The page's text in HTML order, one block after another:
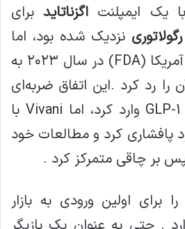
یک ایمپلنت اگزناتایدبرای
رگولاتوری نزدیک شده بود، اما
سازمان غذا و داروی آمریکا (FDA) در سال ۲۰۲۳ به
را رد کرد .این اتفاق ضربه‌ای
به ایده ایمپلنت‌های GLP-1 وارد کرد، اما Vivani با
پافشاری کرد و مطالعات خود
بر چاقی متمرکز کرد .
برای اولین ورودی به بازار